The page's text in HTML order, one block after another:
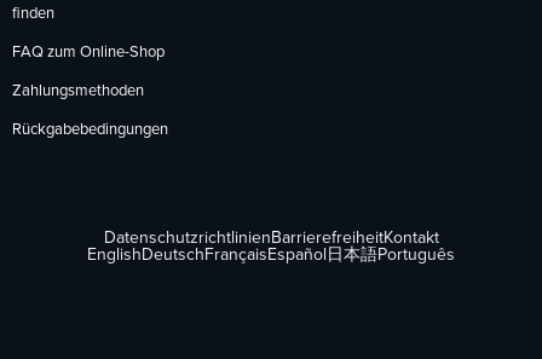
finden
FAQ zum Online-Shop
Zahlungsmethoden
Rückgabebedingungen
Datenschutzrichtlinien BarrierefreiheitKontakt
English Deutsch Français Español 日本語Português